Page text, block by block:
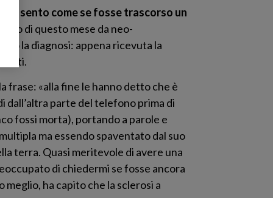
mi sento come se fosse trascorso un
di questo mese da neo-
la diagnosi: appena ricevuta la
frase: «alla fine le hanno detto che è
dall’altra parte del telefono prima di
fossi morta), portando a parole e
ma essendo spaventato dal suo
terra. Quasi meritevole di avere una
di chiedermi se fosse ancora
ha capito che la sclerosi a